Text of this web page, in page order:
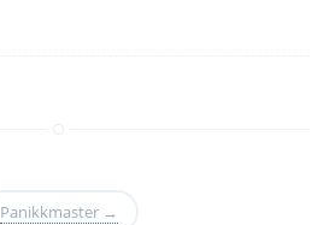
Panikkmaster →